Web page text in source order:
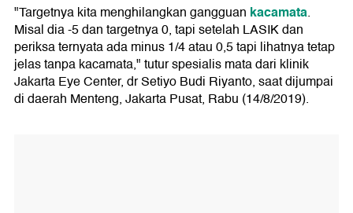
"Targetnya kita menghilangkan gangguan kacamata.
Misal dia -5 dan targetnya 0, tapi setelah LASIK dan
periksa ternyata ada minus 1/4 atau 0,5 tapi lihatnya tetap
jelas tanpa kacamata," tutur spesialis mata dari klinik
Jakarta Eye Center, dr Setiyo Budi Riyanto, saat dijumpai
di daerah Menteng, Jakarta Pusat, Rabu (14/8/2019).